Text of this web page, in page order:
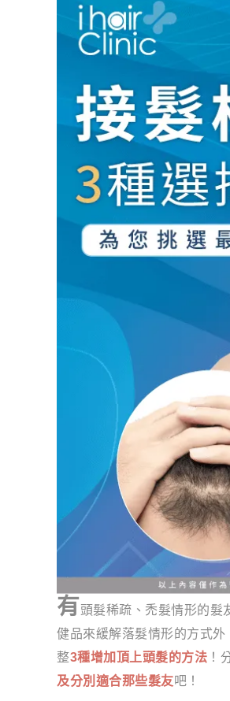
有頭髮稀疏、禿髮情形的髮
健品來緩解落髮情形的方式
整3種增加頂上頭髮的方法 ！
及分別適合那些髮友吧！